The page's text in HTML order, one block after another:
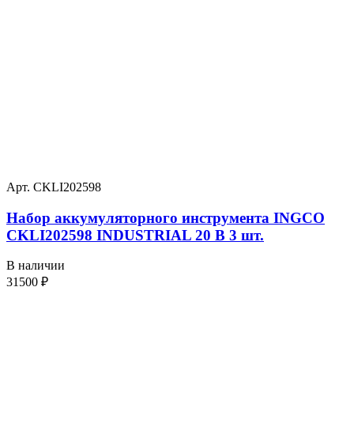
Арт. CKLI202598
Набор аккумуляторного инструмента INGCO
CKLI202598 INDUSTRIAL 20 В 3 шт.
В наличии
31500 ₽